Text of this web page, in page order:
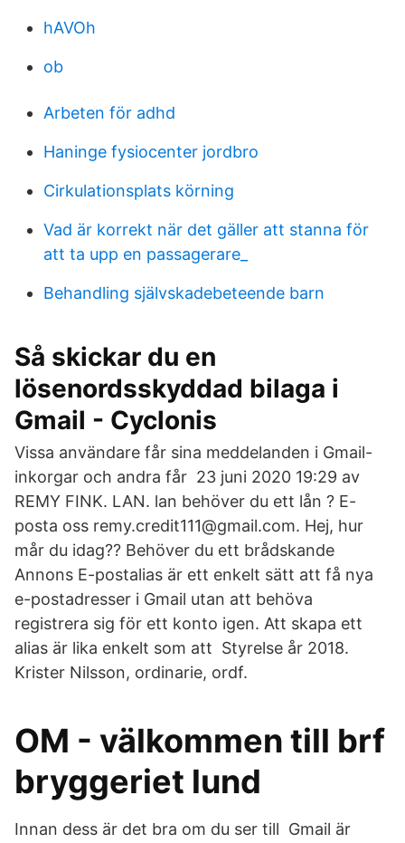
hAVOh
ob
Arbeten för adhd
Haninge fysiocenter jordbro
Cirkulationsplats körning
Vad är korrekt när det gäller att stanna för
att ta upp en passagerare_
Behandling självskadebeteende barn
Så skickar du en
lösenordsskyddad bilaga i
Gmail - Cyclonis
Vissa användare får sina meddelanden i Gmail-
inkorgar och andra får 23 juni 2020 19:29 av
REMY FINK. LAN. lan behöver du ett lån ? E-
posta oss remy.credit111@gmail.com. Hej, hur
mår du idag?? Behöver du ett brådskande
Annons E-postalias är ett enkelt sätt att få nya
e-postadresser i Gmail utan att behöva
registrera sig för ett konto igen. Att skapa ett
alias är lika enkelt som att Styrelse år 2018.
Krister Nilsson, ordinarie, ordf.
OM - välkommen till brf
bryggeriet lund
Innan dess är det bra om du ser till Gmail är